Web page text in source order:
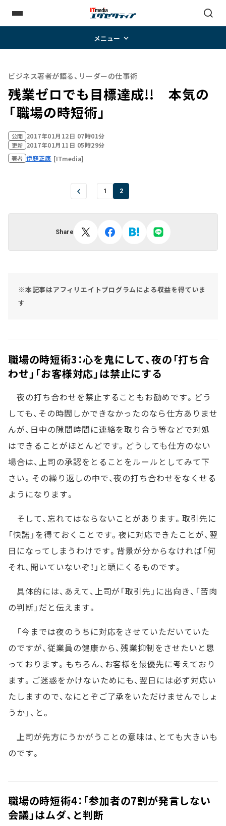
メニュー
ビジネス著者が語る、リーダーの仕事術
残業ゼロでも目標達成!! 本気の
「職場の時短術」
公開 2017年01月12日 07時01分
更新 2017年01月11日 05時29分
著者 伊庭正康 [ITmedia]
1 2
Share
※本記事はアフィリエイトプログラムによる収益を得ていま
す
職場の時短術3：心を鬼にして、夜の「打ち合
わせ」「お客様対応」は禁止にする
夜の打ち合わせを禁止することもお勧めです。どう
しても、その時間しかできなかったのなら仕方ありませ
んが、日中の隙間時間に連絡を取り合う等などで対処
はできることがほとんどです。どうしても仕方のない
場合は、上司の承認をとることをルールとしてみて下
さい。その繰り返しの中で、夜の打ち合わせをなくせる
ようになります。
そして、忘れてはならないことがあります。取引先に
「快諾」を得ておくことです。夜に対応できたことが、翌
日になってしまうわけです。背景が分からなければ「何
それ、聞いていないぞ！」と頭にくるものです。
具体的には、あえて、上司が「取引先」に出向き、「苦肉
の判断」だと伝えます。
「今までは夜のうちに対応をさせていただいていた
のですが、従業員の健康から、残業抑制をさせたいと思
っております。もちろん、お客様を最優先に考えており
ます。ご迷惑をかけないためにも、翌日には必ず対応い
たしますので、なにとぞご了承をいただけませんでしょ
うか」、と。
上司が先方にうかがうことの意味は、とても大きいも
のです。
職場の時短術4：「参加者の7割が発言しない
会議」はムダ、と判断